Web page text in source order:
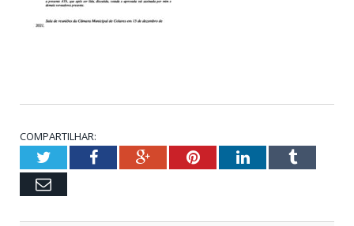
COMPARTILHAR:
TwitterFacebookGoogle+PinterestLinkedInTumblr
Email